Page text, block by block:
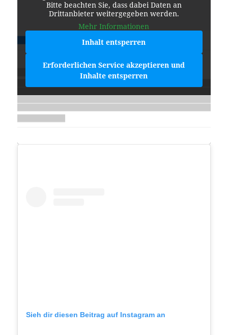
Bitte beachten Sie, dass dabei Daten an
Drittanbieter weitergegeben werden.
Mehr Informationen
Inhalt entsperren
Erforderlichen Service akzeptieren und
Inhalte entsperren
Sieh dir diesen Beitrag auf Instagram an